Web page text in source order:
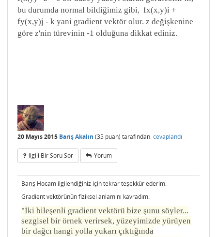
bu durumda normal bildiğimiz gibi, fx(x,y)i +
fy(x,y)j - k yani gradient vektör olur. z değişkenine
göre z'nin türevinin -1 olduğuna dikkat ediniz.
20 Mayıs 2015 Barış Akalın (35 puan) tarafından cevaplandı
Ilgili Bir Soru Sor Yorum
Barış Hocam ilgilendiğiniz için tekrar teşekkür ederim.
Gradient vektörünün fiziksel anlamını kavradım.
"İki bileşenli gradient vektörü bize şunu söyler...
sezgisel bir örnek verirsek, yüzeyimizde yürüyen
bir dağcı hangi yolla yukarı çıktığında